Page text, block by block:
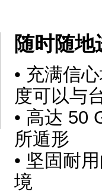
随时随
• 充满信
度可以与
• 高达 50
所遁形
• 坚固耐
境